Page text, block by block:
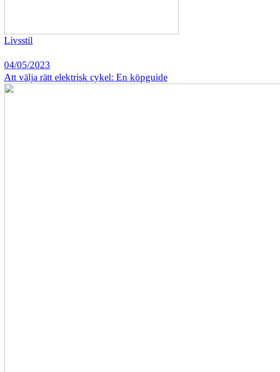
Livsstil
04/05/2023
Att välja rätt elektrisk cykel: En köpguide